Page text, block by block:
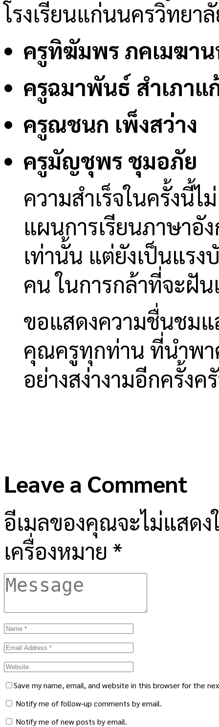
โรงเรียนแก่นนครวิทยา
ครูทิฆัมพร ภคเมฆา
ครูฉมาพันธ์ สำเภาแ
ครูณชนก เพ็งสว่าง
ครูมัญชุพร ชุมอภัย
ความสำเร็จในครั้งนี้
แผนการเรียนภาษาอั
เท่านั้น แต่ยังเป็นแร
คน ในการกล้าที่จะฝั
ขอแสดงความชื่นชม
คุณครูทุกท่าน ที่นำพา
อย่างสง่างามอีกครั้งค
Leave a Comment
อีเมลของคุณจะไม่แสด
เครื่องหมาย *
Save my name, email, and website in this browser for the
Notify me of follow-up comments by email.
Notify me of new posts by email.